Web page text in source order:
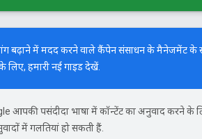
बढ़ाने में मदद करने वाले कैंपेन संसाधन के मैनेजमेंट के
लिए, हमारीनई गाइडदेखें.
आपकी पसंदीदा भाषा में कॉन्टेंट का अनुवाद करने के
में गलतियां हो सकती हैं.